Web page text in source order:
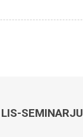
SEMINARJU